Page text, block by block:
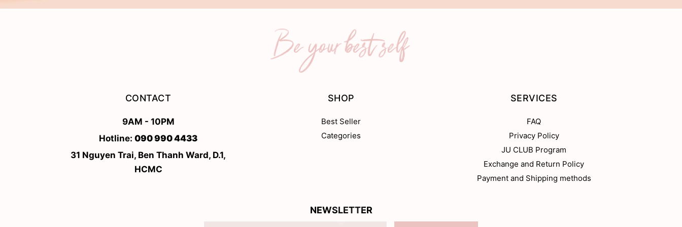
CONTACT
9AM - 10PM
Hotline: 090 990 4433
31 Nguyen Trai, Ben Thanh Ward, D.1,
HCMC
SHOP
Best Seller
Categories
SERVICES
FAQ
Privacy Policy
JU CLUB Program
Exchange and Return Policy
Payment and Shipping methods
NEWSLETTER